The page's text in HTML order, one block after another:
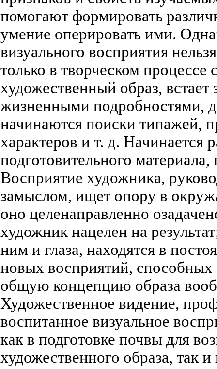
помогают формировать
умение оперировать ими.
визуального восприятия
только в творческом процессе
художественный образ,
жизненными подробностями,
начинаются поиски типажей,
характеров и т. д. Начинается
подготовительного
Восприятие художника,
замыслом, ищет опору в
оно целенаправленно
художник нацелен на
ним и глаза, находятся в
новых восприятий, способных
общую концепцию образа
Художественное видение,
воспитанное визуальное
как в подготовке почвы для
художественного образа, так